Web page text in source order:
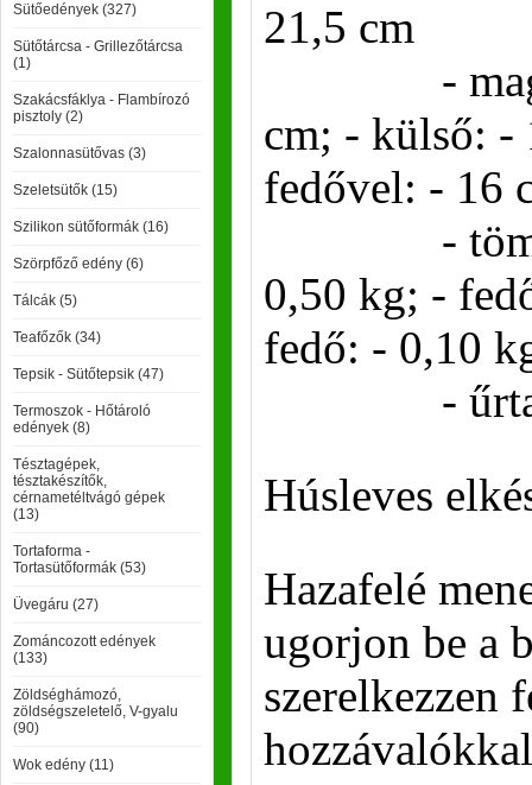
Sütőedények (327)
Sütőtárcsa - Grillezőtárcsa
(1)
Szakácsfáklya - Flambírozó
pisztoly (2)
Szalonnasütővas (3)
Szeletsütők (15)
Szilikon sütőformák (16)
Szörpfőző edény (6)
Tálcák (5)
Teafőzők (34)
Tepsik - Sütőtepsik (47)
Termoszok - Hőtároló
edények (8)
Tésztagépek,
tésztakészítők,
cérnametéltvágó gépek
(13)
Tortaforma -
Tortasütőformák (53)
Üvegáru (27)
Zománcozott edények
(133)
Zöldséghámozó,
zöldségszeletelő, V-gyalu
(90)
Wok edény (11)
21,5 cm
-
cm; - külső: -
fedővel: - 16
- tömeg
0,50 kg; -
fedő: - 0,10
-
Húsleves
Hazafelé
ugorjon be a
szerelkezzen